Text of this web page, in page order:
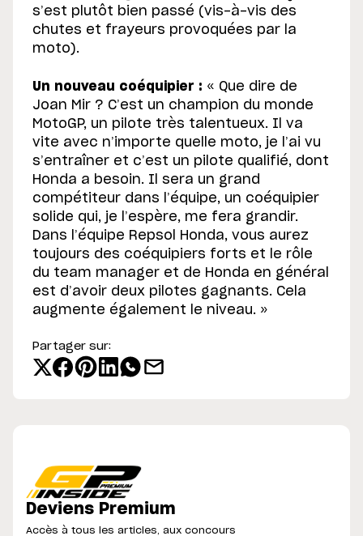
s’est plutôt bien passé (vis-à-vis des
chutes et frayeurs provoquées par la
moto).
Un nouveau coéquipier : « Que dire de
Joan Mir ? C’est un champion du monde
MotoGP, un pilote très talentueux. Il va
vite avec n’importe quelle moto, je l’ai vu
s’entraîner et c’est un pilote qualifié, dont
Honda a besoin. Il sera un grand
compétiteur dans l’équipe, un coéquipier
solide qui, je l’espère, me fera grandir.
Dans l’équipe Repsol Honda, vous aurez
toujours des coéquipiers forts et le rôle
du team manager et de Honda en général
est d’avoir deux pilotes gagnants. Cela
augmente également le niveau. »
Partager sur:
Deviens Premium
Accès à tous les articles, aux concours